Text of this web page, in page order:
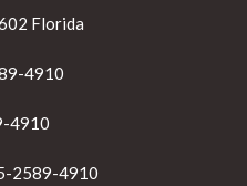
Florida
4910
4910
2589-4910